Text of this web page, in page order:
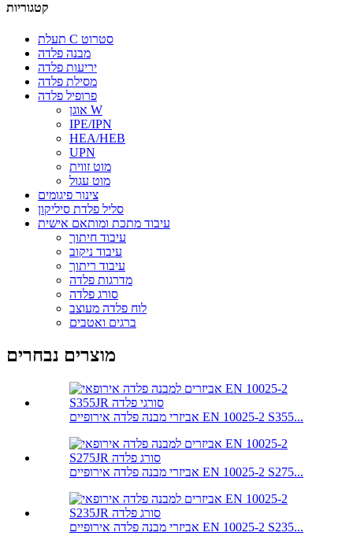
קטגוריות
תעלת C סטרוט
מבנה פלדה
יריעות פלדה
מסילת פלדה
פרופיל פלדה
אוגן W
IPE/IPN
HEA/HEB
UPN
מוט זווית
מוט עגול
צינור פיגומים
סליל פלדת סיליקון
עיבוד מתכת ומותאם אישית
עיבוד חיתוך
עיבוד ניקוב
עיבוד ריתוך
מדרגות פלדה
סורג פלדה
לוח פלדה מעוצב
ברגים ואטבים
מוצרים נבחרים
אביזרי מבנה פלדה אירופיים EN 10025-2 S355...
אביזרי מבנה פלדה אירופיים EN 10025-2 S275...
אביזרי מבנה פלדה אירופיים EN 10025-2 S235...